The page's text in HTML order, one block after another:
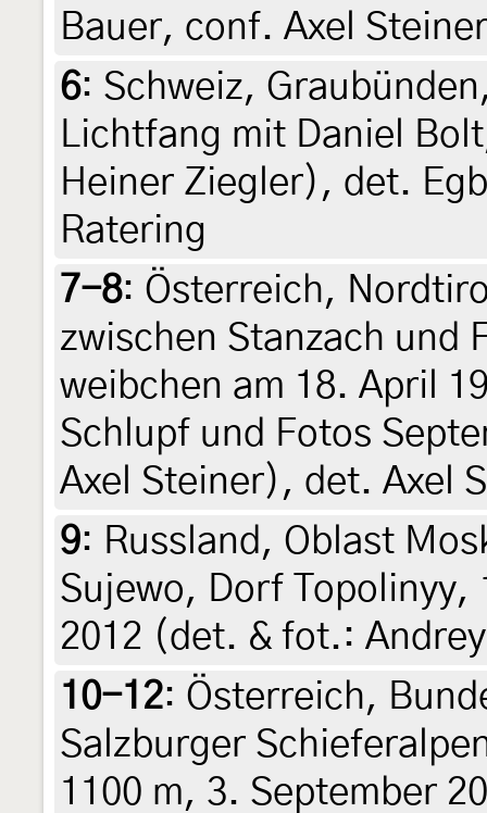
Bauer, conf. Axel Steiner
6: Schweiz,
Lichtfang mit Daniel
Heiner Ziegler), det.
Ratering
7-8: Österreich,
zwischen Stanzach und
weibchen am 18. April
Schlupf und Fotos
Axel Steiner), det. Axel
9: Russland, Oblast
Sujewo, Dorf Topolinyy,
2012 (det. & fot.:
10-12: Österreich,
Salzburger
1100 m, 3. September